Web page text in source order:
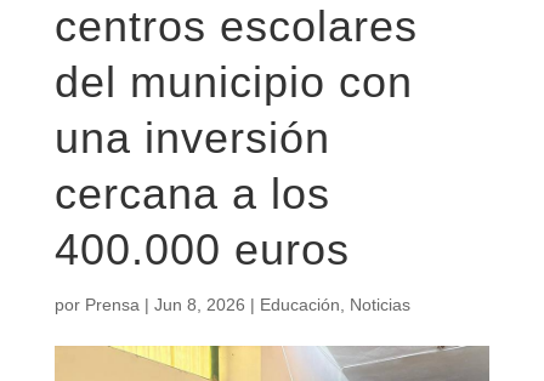
centros escolares
del municipio con
una inversión
cercana a los
400.000 euros
por Prensa | Jun 8, 2026 | Educación Noticias